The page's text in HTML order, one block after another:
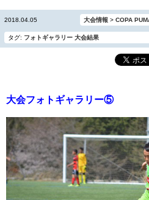
2018.04.05 大会情報 > COPA
タグ: フォトギャラリー 大会結果
大会フォトギャラリー⑤